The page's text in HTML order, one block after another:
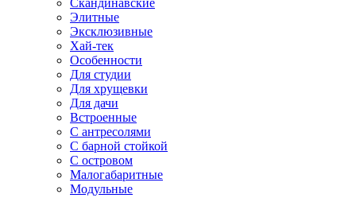
Скандинавские
Элитные
Эксклюзивные
Хай-тек
Особенности
Для студии
Для хрущевки
Для дачи
Встроенные
С антресолями
С барной стойкой
С островом
Малогабаритные
Модульные